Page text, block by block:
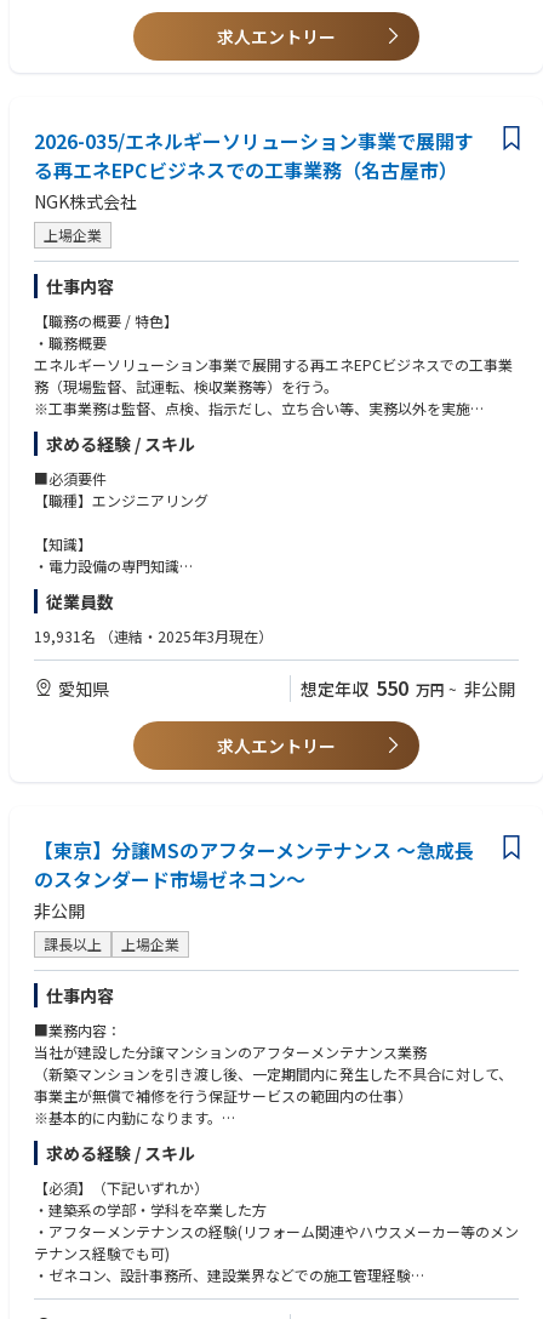
また、サステナビリティにも貢献します。
└行政や建屋オーナー、各種委託先と折衝
以上の業務をOutsourcing先の協力会社と管理しながら、その管理体制も
改善するべく提案・実行のリードを担ってもらいます。また、FCや自身の
管轄だけでなく、全国のFCのRME-F設備管理を行っている各拠点の担当者
とディスカッションを含むコミュニケーションを密に行い、情報・学び・
成功体験を共有・標準化して展開する業務にも取り組んでいただきます。
社内外ともに良好な関係性を築ける高いコミュニケーション能力を発揮
し、自ら行動を起こし結果に繋げる、強いドライブ力をもった方からの応
募をお待ちしています。
【Key job responsibilities】
Essential Functions:
・25％ 建屋に関する建築、電気、空調、衛生、消火、昇降設備に関わる
保全計画のプランと実施。各種取引先との交渉、関係構築。省エネルギー
管理
・20% 施設の省エネ管理、廃棄物やリサイクル品処理のオペレーション
とコスト管理、関連するコンプライアンス遵守
・15% 全国での改善横ぐし活動のリード
・10% 各種レポートの作成・契約書の見直し
・10% Cafeteriaや売店において、従業員に対し安全でおいしい食事が提
供できる環境作り
・5％ シャトルバスの運行管理や行政や地域対応
※基本的に日勤、土日祝休みですが年に数回夜勤があります。
求人エントリー
2026-035/エネルギーソリューション事業で展開す
る再エネEPCビジネスでの工事業務（名古屋市）
NGK株式会社
上場企業
仕事内容
【職務の概要 / 特色】
・職務概要
エネルギーソリューション事業で展開する再エネEPCビジネスでの工事業
務（現場監督、試運転、検収業務等）を行う。
※工事業務は監督、点検、指示だし、立ち合い等、実務以外を実施
・求められる成果
EPC事業で予算・進捗・仕様・品質を遵守し工事業務を推進する。
※事業化向け活動中の為、上記の業務以外にも、部内リソース状況や本人
希望により他業務（マーケ、シミュレーション評価、システム開発等） を
参考：NGKホームページURL https://www.ngk.co.jp/product/search-bu
地域の再エネ活用や電力の地産地消の促進とともに、災害時の電力供給な
ど防災機能強化や再エネイベントによる地域活性などにも貢献する社会的
顧客となる自治体や事業者の困りごとやニーズは多岐多種にわたる中、案
し、ベストなソリューションを提案します。
本ビジネス（コト売り）はNGK初の試みでもあり、ソリューション提案で
てリードしていく人材を目指すことができます。
【業務の詳細】
・主に太陽光設備と蓄電池、制御盤、自営線（電線・電柱等）で構成する
マイクログリッド設備の設計
・客先との設備仕様や工期のすり合わせ、協力会社への見積依頼や設計図
書の確認
・元請工事の現場責任者として施工・費用管理
電気の特定工事を元請として受注し遂行するため、監理技術者（電気）を
保有した方に現場責任者として実力を発揮頂きたいです。
また、部内メンバーの監理技術者取得に向けた実務経験などの育成も期待
します。
【求める人物像】
EPC案件増へ対応するため監理監督者（電気）の資格を持つ方を求めてい
ます。
【活かせるスキル】
・再エネ業界における施工管理スキル
・長年の現場経験による安全管理能力
求める経験 / スキル
■必須要件
【職種】エンジニアリング
【知識】
・電力設備の専門知識
・建設業における安全知識
【経験・能力】
・エンジニアリングの知識、スキル
・安全に関する知識と他人への指導力
・電気の監理監督者及び主任技術者の資格・経験
・若手社員への育成能力
・予算管理能力（プロジェクト予算の管理など）
従業員数
19,931名 （連結・2025年3月現在）
愛知県 想定年収 550 万円 ~ 非公開
求人エントリー
【東京】分譲MSのアフターメンテナンス ～急成長
のスタンダード市場ゼネコン～
非公開
課長以上 上場企業
仕事内容
■業務内容：
当社が建設した分譲マンションのアフターメンテナンス業務
（新築マンションを引き渡し後、一定期間内に発生した不具合に対して、
事業主が無償で補修を行う保証サービスの範囲内の仕事）
※基本的に内勤になります。
■具体的な業務内容：
◎マンションの定期的なアフターメンテナンス
新築分譲マンションの定期点検・補修等のための施工会社宛指示出し
◎マンションの随時アフターメンテナンス
分譲したマンションをご購入いただいた顧客から寄せられた
補修等の問い合わせの対応・補修等のための施工会社宛指示出し（不定
◎その他顧客から寄せられる要請等の対応
求める経験 / スキル
【必須】（下記いずれか）
・建築系の学部・学科を卒業した方
・アフターメンテナンスの経験(リフォーム関連やハウスメーカー等のメン
テナンス経験でも可)
・ゼネコン、設計事務所、建設業界などでの施工管理経験